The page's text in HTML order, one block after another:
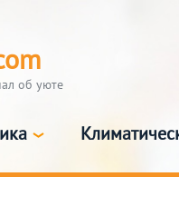
об уюте